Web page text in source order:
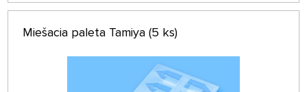
Miešacia paleta Tamiya (5 ks)